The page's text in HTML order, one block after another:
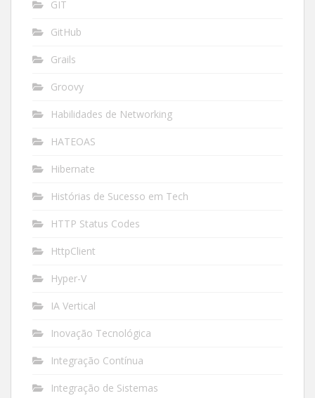
GIT
GitHub
Grails
Groovy
Habilidades de Networking
HATEOAS
Hibernate
Histórias de Sucesso em Tech
HTTP Status Codes
HttpClient
Hyper-V
IA Vertical
Inovação Tecnológica
Integração Contínua
Integração de Sistemas